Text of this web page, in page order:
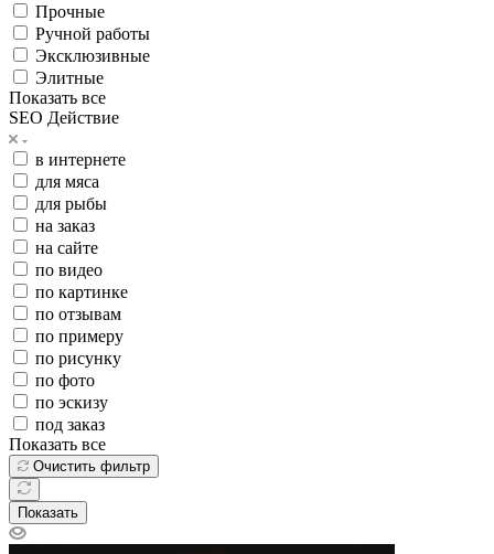
Прочные
Ручной работы
Эксклюзивные
Элитные
Показать все
SEO Действие
в интернете
для мяса
для рыбы
на заказ
на сайте
по видео
по картинке
по отзывам
по примеру
по рисунку
по фото
по эскизу
под заказ
Показать все
Очистить фильтр
Показать